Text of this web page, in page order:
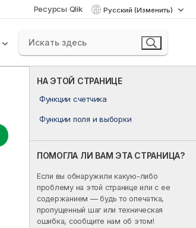
Ресурсы Qlik Русский (Изменить)
НА ЭТОЙ СТРАНИЦЕ
Функции счетчика
Функции поля и выборки
ПОМОГЛА ЛИ ВАМ ЭТА СТРАНИЦА?
Если вы обнаружили какую-либо
проблему на этой странице или с ее
содержанием — будь то опечатка,
пропущенный шаг или техническая
ошибка, сообщите нам об этом!